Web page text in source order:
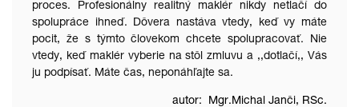
proces. Profesionálny realitný maklér nikdy netlačí do
spolupráce ihneď. Dôvera nastáva vtedy, keď vy máte
pocit, že s týmto človekom chcete spolupracovať. Nie
vtedy, keď maklér vyberie na stôl zmluvu a ,,dotlačí,, Vás
ju podpísať. Máte čas, neponáhľajte sa.
autor: Mgr.Michal Janči, RSc.